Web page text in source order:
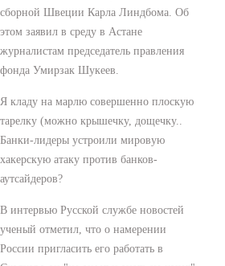
сборной Швеции Карла Линдбома. Об
этом заявил в среду в Астане
журналистам председатель правления
фонда Умирзак Шукеев.
Я кладу на марлю совершенно плоскую
тарелку (можно крышечку, дощечку..
Банки-лидеры устроили мировую
хакерскую атаку против банков-
аутсайдеров?
В интервью Русской службе новостей
ученый отметил, что о намерении
России пригласить его работать в